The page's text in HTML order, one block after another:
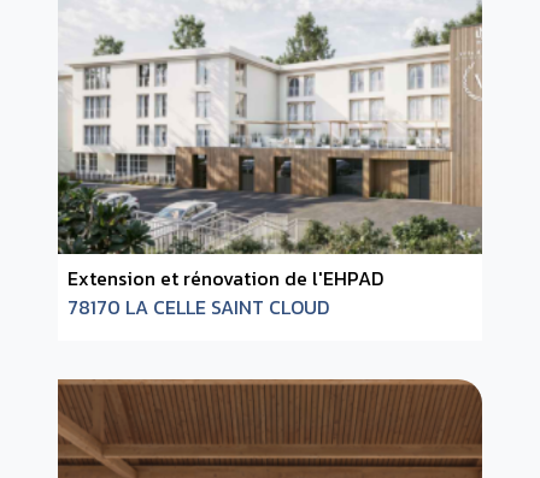
Extension et rénovation de l'EHPAD
78170 LA CELLE SAINT CLOUD